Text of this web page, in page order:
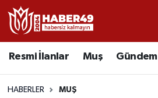
Resmi İlanlar Muş Gündem
HABERLER MUŞ
Resmi İlanlar
Asayiş
Uşak Nöbetçi Eczaneler
Uşak Hava Durumu